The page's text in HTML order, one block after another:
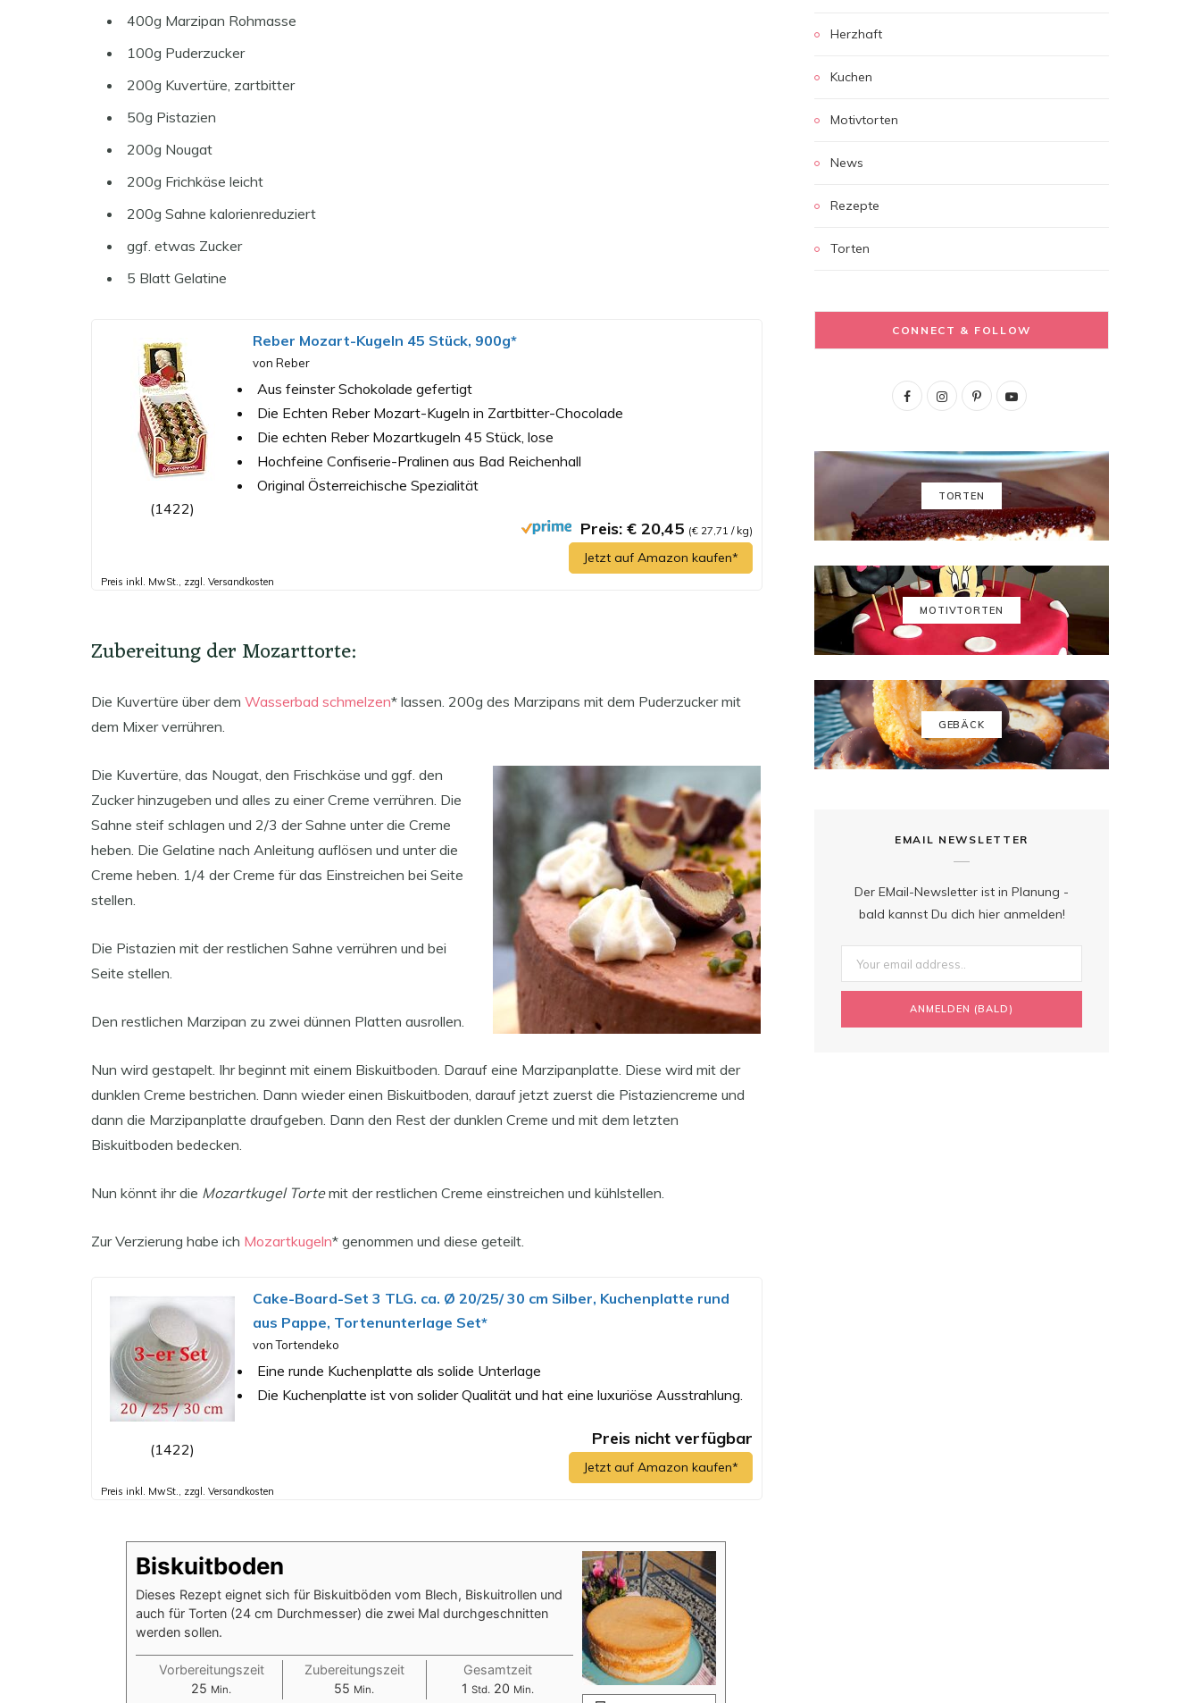
400g Marzipan Rohmasse
100g Puderzucker
200g Kuvertüre, zartbitter
50g Pistazien
200g Nougat
200g Frichkäse leicht
200g Sahne kalorienreduziert
ggf. etwas Zucker
5 Blatt Gelatine
(1422)
Reber Mozart-Kugeln 45 Stück, 900g*
von Reber
Aus feinster Schokolade gefertigt
Die Echten Reber Mozart-Kugeln in Zartbitter-Chocolade
Die echten Reber Mozartkugeln 45 Stück, lose
Hochfeine Confiserie-Pralinen aus Bad Reichenhall
Original Österreichische Spezialität
Preis: € 20,45 (€ 27,71 / kg)
Jetzt auf Amazon kaufen*
Preis inkl. MwSt., zzgl. Versandkosten
Zubereitung der Mozarttorte:
Die Kuvertüre über dem Wasserbad schmelzen* lassen. 200g des Marzipans mit dem Puderzucker mit
dem Mixer verrühren.
Die Kuvertüre, das Nougat, den Frischkäse und ggf. den
Zucker hinzugeben und alles zu einer Creme verrühren. Die
Sahne steif schlagen und 2/3 der Sahne unter die Creme
heben. Die Gelatine nach Anleitung auflösen und unter die
Creme heben. 1/4 der Creme für das Einstreichen bei Seite
stellen.
Die Pistazien mit der restlichen Sahne verrühren und bei
Seite stellen.
Den restlichen Marzipan zu zwei dünnen Platten ausrollen.
Nun wird gestapelt. Ihr beginnt mit einem Biskuitboden. Darauf eine Marzipanplatte. Diese wird mit der
dunklen Creme bestrichen. Dann wieder einen Biskuitboden, darauf jetzt zuerst die Pistaziencreme und
dann die Marzipanplatte draufgeben. Dann den Rest der dunklen Creme und mit dem letzten
Biskuitboden bedecken.
Nun könnt ihr die Mozartkugel Tortemit der restlichen Creme einstreichen und kühlstellen.
Zur Verzierung habe ich Mozartkugeln* genommen und diese geteilt.
(1422)
Cake-Board-Set 3 TLG. ca. Ø 20/25/ 30 cm Silber, Kuchenplatte rund
aus Pappe, Tortenunterlage Set*
von Tortendeko
Eine runde Kuchenplatte als solide Unterlage
Die Kuchenplatte ist von solider Qualität und hat eine luxuriöse Ausstrahlung.
Preis nicht verfügbar
Jetzt auf Amazon kaufen*
Preis inkl. MwSt., zzgl. Versandkosten
Biskuitboden
Dieses Rezept eignet sich für Biskuitböden vom Blech, Biskuitrollen und
auch für Torten (24 cm Durchmesser) die zwei Mal durchgeschnitten
werden sollen.
Vorbereitungszeit
25 Minuten
Min.
Zubereitungszeit
55 Minuten
Min.
Gesamtzeit
1 Stunde
Std. 20Minuten
Min.
Herzhaft
Kuchen
Motivtorten
News
Rezepte
Torten
CONNECT & FOLLOW
F
c
b
o
I
s
t
a
r
a
P
n
t
e
e
s
t
Y
u
T
u
TORTEN
MOTIVTORTEN
GEBÄCK
EMAIL NEWSLETTER
Der EMail-Newsletter ist in Planung -
bald kannst Du dich hier anmelden!